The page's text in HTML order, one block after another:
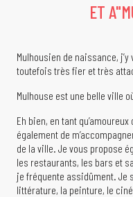
ET
Mulhousien de naissance,
toutefois très fier et très
Mulhouse est une belle ville
Eh bien, en tant
également de
de la ville. Je vous propose
les restaurants, les bars et
je fréquente assidûment. Je
littérature, la peinture, le